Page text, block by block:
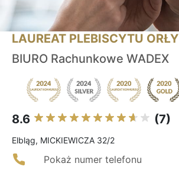
LAUREAT PLEBISCYTU ORŁY
BIURO Rachunkowe WADEX
8.6 (7)
Elbląg, MICKIEWICZA 32/2
Pokaż numer telefonu